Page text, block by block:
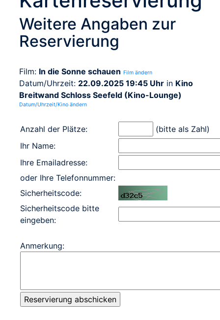
Weitere Angaben zur
Reservierung
Film: In die Sonne schauen Film ändern
Datum/Uhrzeit: 22.09.2025 19:45 Uhr in Kino
Breitwand Schloss Seefeld (Kino-Lounge)
Datum/Uhrzeit/Kino ändern
Anzahl der Plätze:
(bitte als Zahl)
Ihr Name:
Ihre Emailadresse:
oder Ihre Telefonnummer:
Sicherheitscode:
Sicherheitscode bitte
eingeben:
Anmerkung: